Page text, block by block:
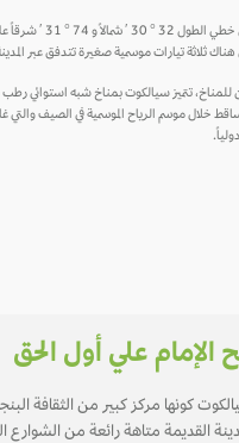
ثلاثة تيارات موسمية صغيرة تتدفق عبر
خلال موسم الرياح الموسمية في الصيف والتي
الإمام علي أول الحق
كونها مركز كبير من الثقافة
القديمة متاهة رائعة من الشوارع